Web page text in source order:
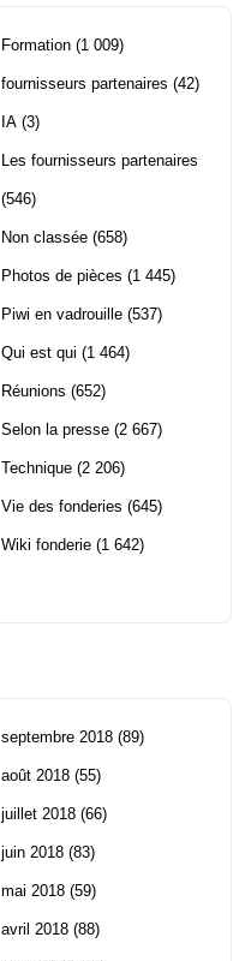
Formation (1 009)
fournisseurs partenaires (42)
IA (3)
Les fournisseurs partenaires
(546)
Non classée (658)
Photos de pièces (1 445)
Piwi en vadrouille (537)
Qui est qui (1 464)
Réunions (652)
Selon la presse (2 667)
Technique (2 206)
Vie des fonderies (645)
Wiki fonderie (1 642)
septembre 2018 (89)
août 2018 (55)
juillet 2018 (66)
juin 2018 (83)
mai 2018 (59)
avril 2018 (88)